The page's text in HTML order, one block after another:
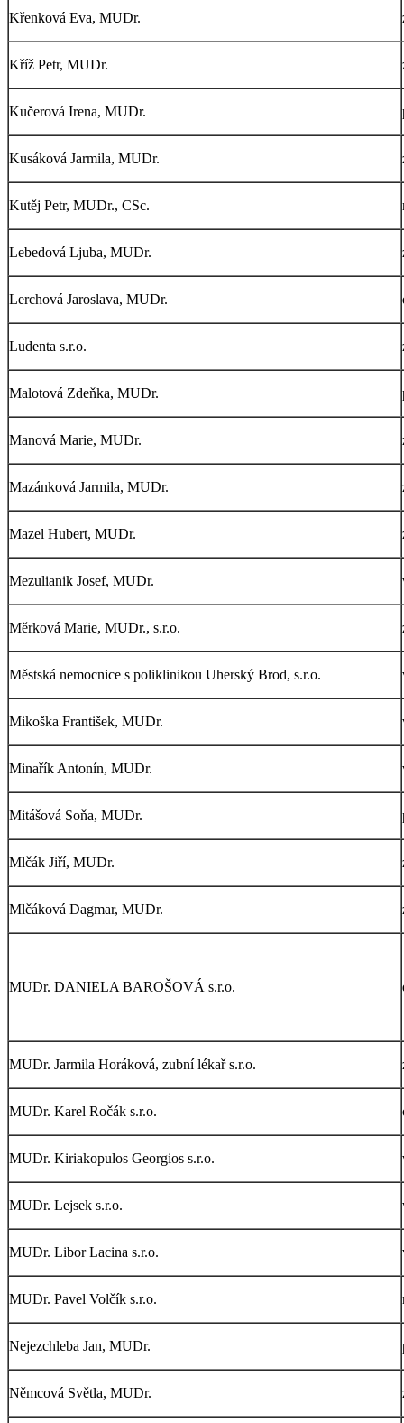
Křenková Eva, MUDr.
Kříž Petr, MUDr.
Kučerová Irena, MUDr.
Kusáková Jarmila, MUDr.
Kutěj Petr, MUDr., CSc.
Lebedová Ljuba, MUDr.
Lerchová Jaroslava, MUDr.
Ludenta s.r.o.
Malotová Zdeňka, MUDr.
Manová Marie, MUDr.
Mazánková Jarmila, MUDr.
Mazel Hubert, MUDr.
Mezulianik Josef, MUDr.
Měrková Marie, MUDr., s.r.o.
Městská nemocnice s poliklinikou Uherský Brod, s.r.o.
Mikoška František, MUDr.
Minařík Antonín, MUDr.
Mitášová Soňa, MUDr.
Mlčák Jiří, MUDr.
Mlčáková Dagmar, MUDr.
MUDr. DANIELA BAROŠOVÁ s.r.o.
MUDr. Jarmila Horáková, zubní lékař s.r.o.
MUDr. Karel Ročák s.r.o.
MUDr. Kiriakopulos Georgios s.r.o.
MUDr. Lejsek s.r.o.
MUDr. Libor Lacina s.r.o.
MUDr. Pavel Volčík s.r.o.
Nejezchleba Jan, MUDr.
Němcová Světla, MUDr.